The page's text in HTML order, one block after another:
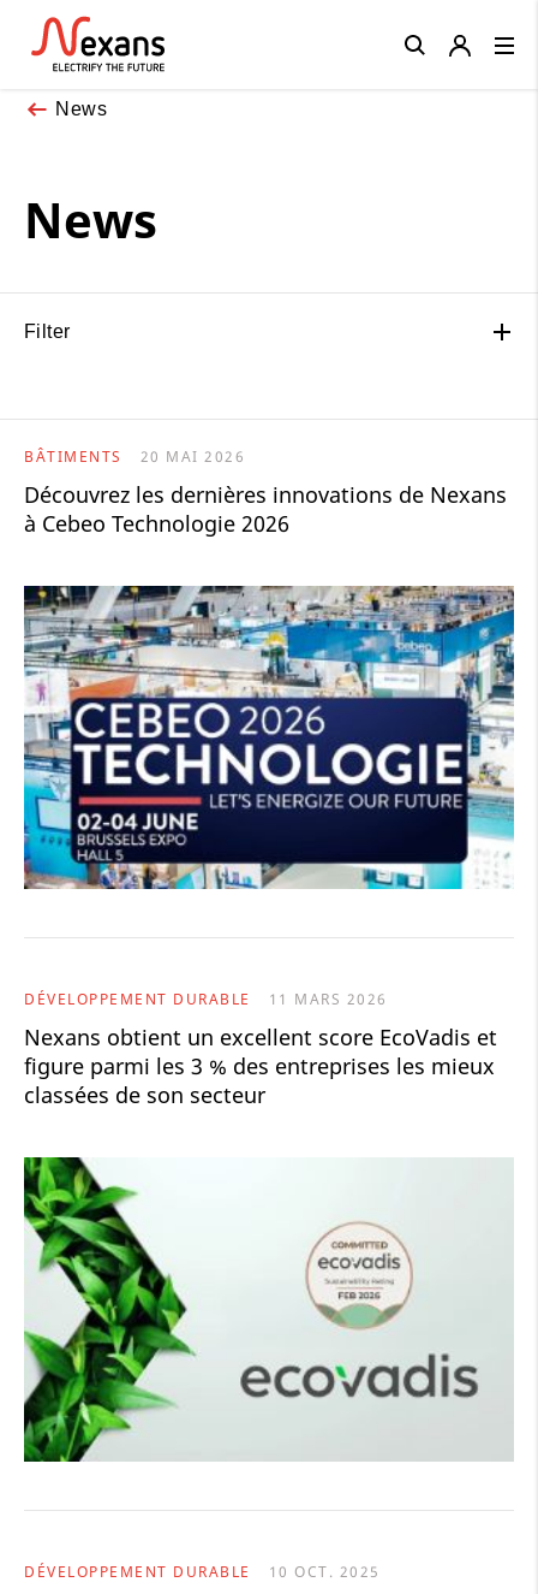
News
News
Filter
BÂTIMENTS 20 MAI 2026
Découvrez les dernières innovations de Nexans
à Cebeo Technologie 2026
DÉVELOPPEMENT DURABLE 11 MARS 2026
Nexans obtient un excellent score EcoVadis et
figure parmi les 3 % des entreprises les mieux
classées de son secteur
DÉVELOPPEMENT DURABLE 10 OCT. 2025
Close